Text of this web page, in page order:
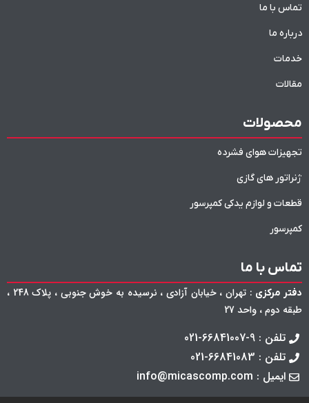
تماس با ما
درباره ما
خدمات
مقالات
محصولات
تجهیزات هوای فشرده
ژنراتور های گازی
قطعات و لوازم یدکی کمپرسور
کمپرسور
تماس با ما
دفتر مرکزی
: تهران ، خیابان آزادی ، نرسیده به خوش جنوبی ، پلاک 248 ،
طبقه دوم ، واحد 27
تلفن : 9-66841007-021
تلفن : 66841083-021
ایمیل : info@micascomp.com